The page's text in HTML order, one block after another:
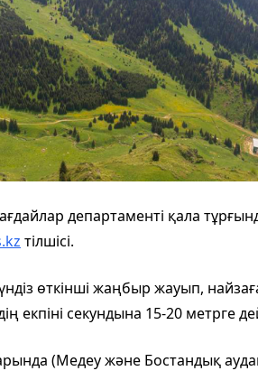
департаменті қала
тілшісі.
өткінші жаңбыр жауып,
екпіні секундына 15-20 метрге
(Медеу және Бостандық